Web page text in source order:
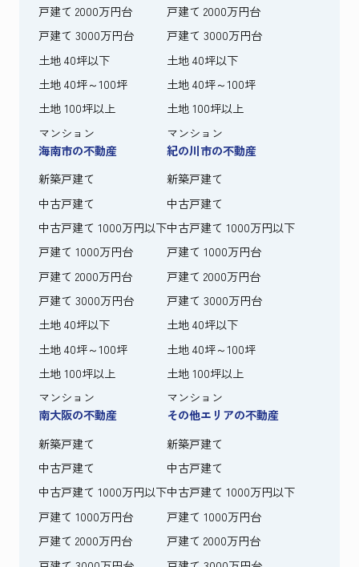
戸建て 2000万円台
戸建て 3000万円台
土地 40坪以下
土地 40坪～100坪
土地 100坪以上
マンション
戸建て 2000万円台
戸建て 3000万円台
土地 40坪以下
土地 40坪～100坪
土地 100坪以上
マンション
海南市の不動産
新築戸建て
中古戸建て
中古戸建て 1000万円以下
戸建て 1000万円台
戸建て 2000万円台
戸建て 3000万円台
土地 40坪以下
土地 40坪～100坪
土地 100坪以上
マンション
紀の川市の不動産
新築戸建て
中古戸建て
中古戸建て 1000万円以下
戸建て 1000万円台
戸建て 2000万円台
戸建て 3000万円台
土地 40坪以下
土地 40坪～100坪
土地 100坪以上
マンション
南大阪の不動産
新築戸建て
中古戸建て
中古戸建て 1000万円以下
戸建て 1000万円台
戸建て 2000万円台
その他エリアの不動産
新築戸建て
中古戸建て
中古戸建て 1000万円以下
戸建て 1000万円台
戸建て 2000万円台